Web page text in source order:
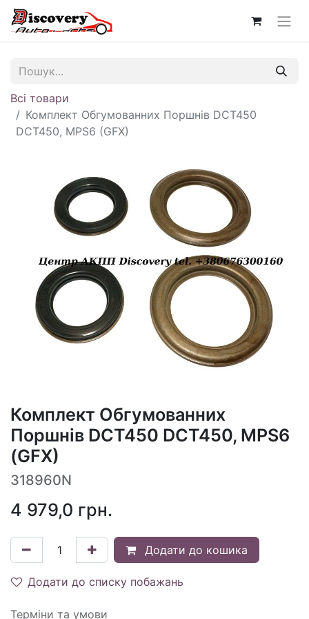
Всі товари
Комплект Обгумованних Поршнів DCT450
DCT450, MPS6 (GFX)
Комплект Обгумованних
Поршнів DCT450 DCT450, MPS6
(GFX)
318960N
4 979,0 грн.
Додати до кошика
Додати до списку побажань
Терміни та умови